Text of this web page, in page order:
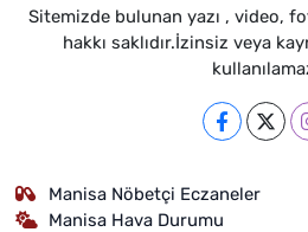
Sitemizde bulunan yazı , video,
hakkı saklıdır.İzinsiz veya
Manisa Nöbetçi Eczaneler
Manisa Hava Durumu